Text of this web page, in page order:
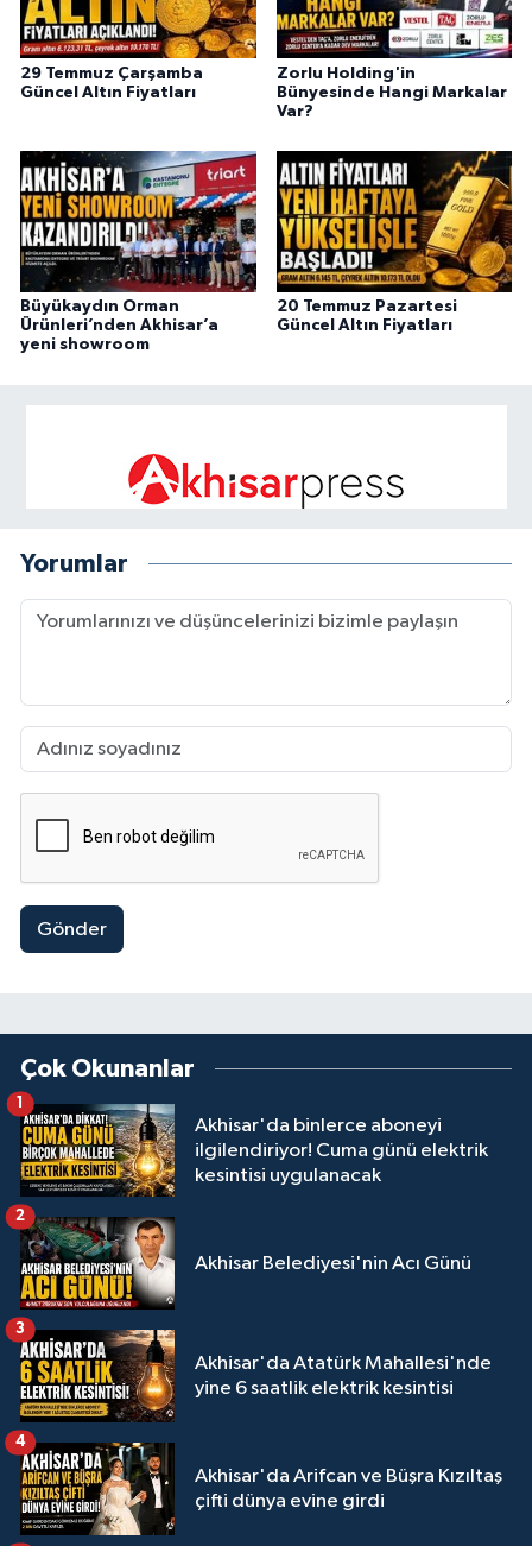
29 Temmuz Çarşamba
Güncel Altın Fiyatları
Zorlu Holding'in
Bünyesinde Hangi Markalar
Var?
Büyükaydın Orman
Ürünleri’nden Akhisar’a
yeni showroom
20 Temmuz Pazartesi
Güncel Altın Fiyatları
Yorumlar
Gönder
Çok Okunanlar
Akhisar'da binlerce aboneyi
ilgilendiriyor! Cuma günü elektrik
kesintisi uygulanacak
Akhisar Belediyesi'nin Acı Günü
2
Akhisar'da Atatürk Mahallesi'nde
yine 6 saatlik elektrik kesintisi
3
Akhisar'da Arifcan ve Büşra Kızıltaş
çifti dünya evine girdi
4